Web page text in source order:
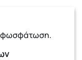
φωσφάτωση.